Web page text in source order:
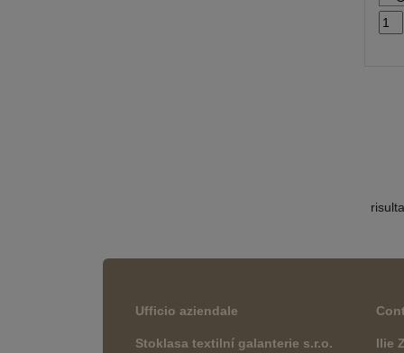
Ufficio aziendale
Stoklasa textilní galanterie s.r.o. Ilie